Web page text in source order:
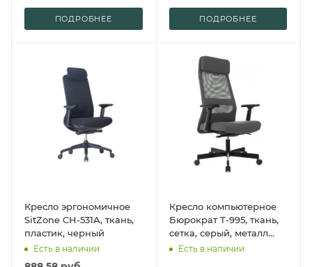
ПОДРОБНЕЕ ПОДРОБНЕЕ
Кресло эргономичное
SitZone CH-531A, ткань,
пластик, черный
Есть в наличии
Кресло компьютерное
Бюрократ T-995, ткань,
сетка, серый, металл
черный
Есть в наличии